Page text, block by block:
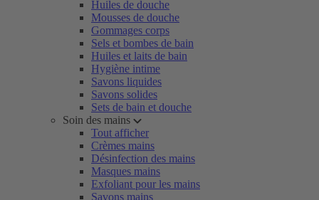
Huiles de douche
Mousses de douche
Gommages corps
Sels et bombes de bain
Huiles et laits de bain
Hygiène intime
Savons liquides
Savons solides
Sets de bain et douche
Soin des mains
Tout afficher
Crèmes mains
Désinfection des mains
Masques mains
Exfoliant pour les mains
Savons mains